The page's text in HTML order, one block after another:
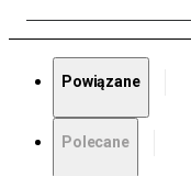
Powiązane
Polecane